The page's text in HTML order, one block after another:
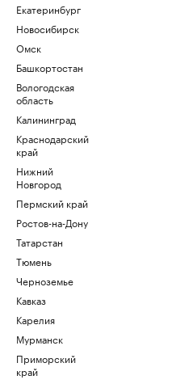
Екатеринбург
Новосибирск
Омск
Башкортостан
Вологодская
область
Калининград
Краснодарский
край
Нижний
Новгород
Пермский край
Ростов-на-Дону
Татарстан
Тюмень
Черноземье
Кавказ
Карелия
Мурманск
Приморский
край